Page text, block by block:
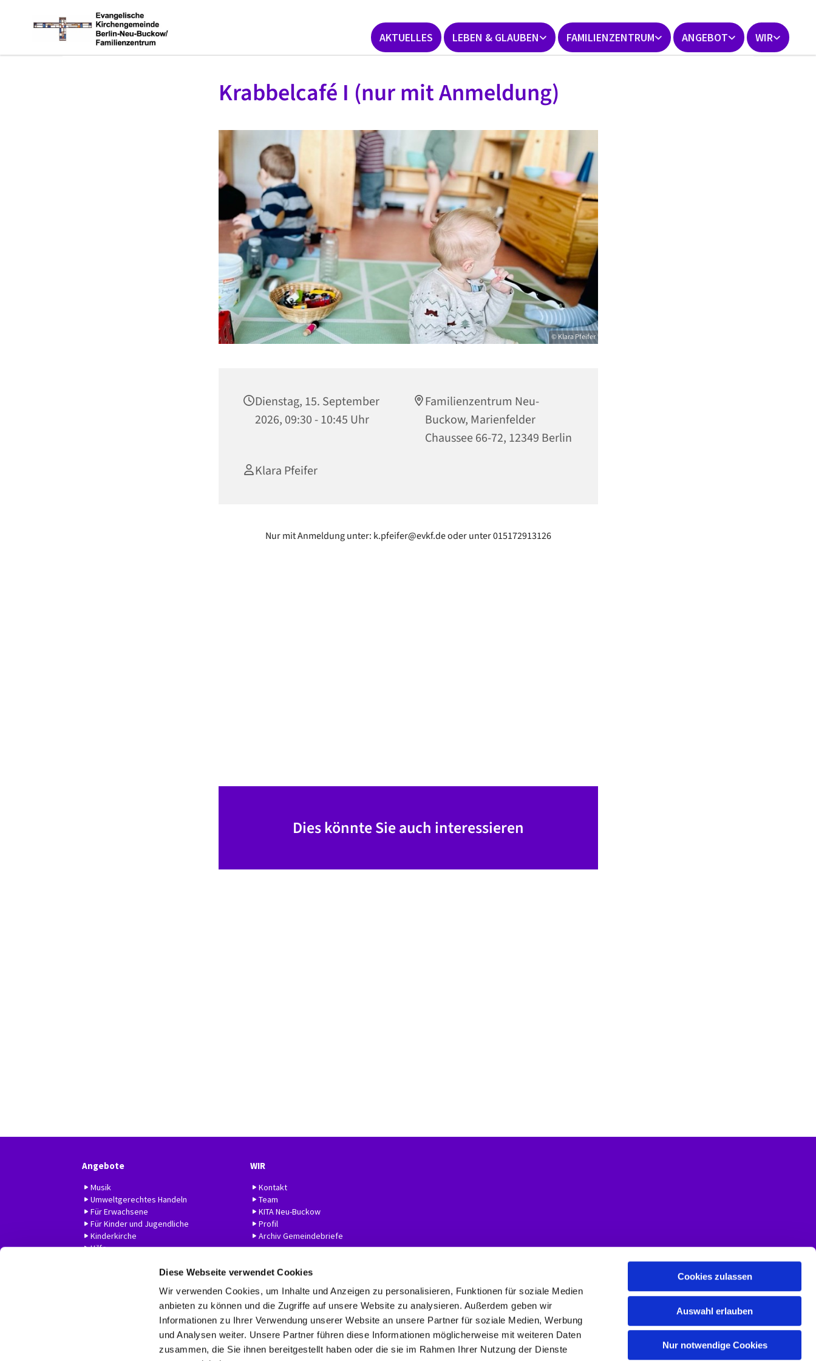
Diese Webseite verwendet Cookies
Wir verwenden Cookies, um Inhalte und Anzeigen zu personalisieren, Funktionen für soziale Medien
anbieten zu können und die Zugriffe auf unsere Website zu analysieren. Außerdem geben wir
Informationen zu Ihrer Verwendung unserer Website an unsere Partner für soziale Medien, Werbung
und Analysen weiter. Unsere Partner führen diese Informationen möglicherweise mit weiteren Daten
zusammen, die Sie ihnen bereitgestellt haben oder die sie im Rahmen Ihrer Nutzung der Dienste
Cookies zulassen
Auswahl erlauben
Nur notwendige Cookies
AKTUELLES LEBEN & GLAUBEN FAMILIENZENTRUM ANGEBOT WIR
Krabbelcafé I (nur mit Anmeldung)
© Klara Pfeifer
Dienstag, 15. September
2026, 09:30 - 10:45 Uhr
Familienzentrum Neu-
Buckow, Marienfelder
Chaussee 66-72, 12349 Berlin
Klara Pfeifer
Nur mit Anmeldung unter: k.pfeifer@evkf.de oder unter 015172913126
Dies könnte Sie auch interessieren
Angebote
Musik
Umweltgerechtes Handeln
Für Erwachsene
Für Kinder und Jugendliche
Kinderkirche
Hilfe
WIR
Kontakt
Team
KITA Neu-Buckow
Profil
Archiv Gemeindebriefe
Kontaktinformationen Impressum Erklärung zur Barrierefreiheit